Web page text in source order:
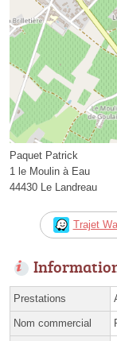
Paquet Patrick
1 le Moulin à Eau
44430 Le Landreau
Trajet
Prestations
Nom commercial